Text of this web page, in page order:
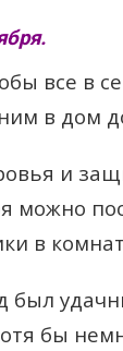
все в
в дом
и
можно
в
был
бы